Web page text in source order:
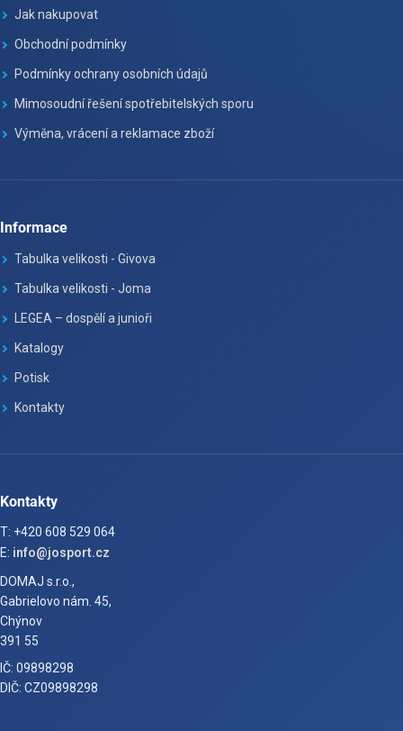
Jak nakupovat
Obchodní podmínky
Podmínky ochrany osobních údajů
Mimosoudní řešení spotřebitelských sporu
Výměna, vrácení a reklamace zboží
Informace
Tabulka velikosti - Givova
Tabulka velikosti - Joma
LEGEA – dospělí a junioři
Katalogy
Potisk
Kontakty
Kontakty
T: +420 608 529 064
E: info@josport.cz
DOMAJ s.r.o.,
Gabrielovo nám. 45,
Chýnov
391 55
IČ: 09898298
DIČ: CZ09898298